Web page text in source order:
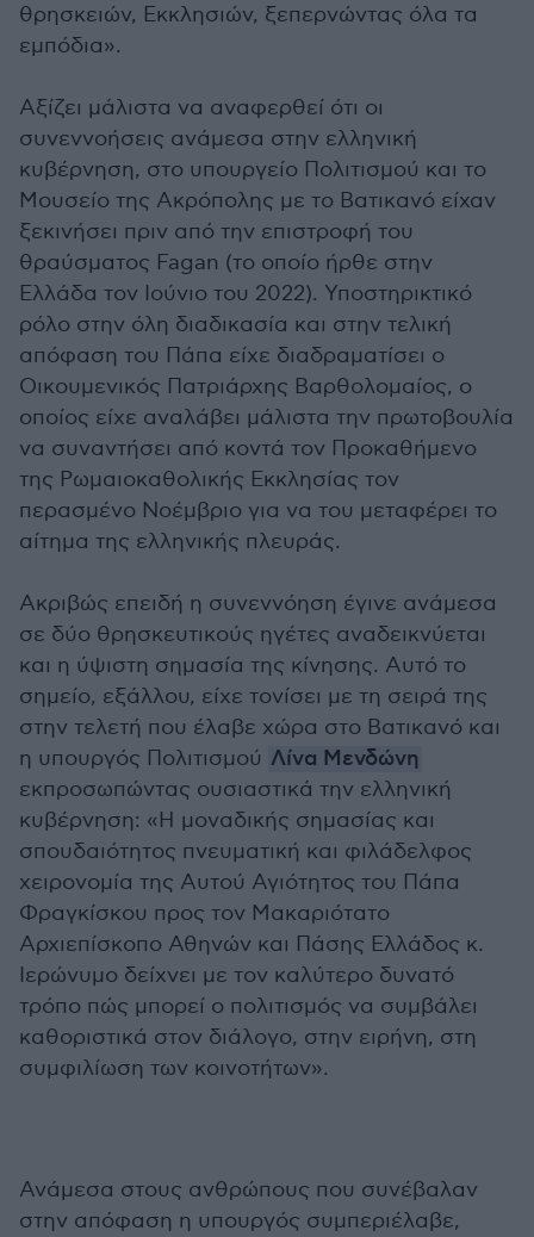
θρησκειών, Εκκλησιών, ξεπερνώντας όλα τα
εμπόδια».
Αξίζει μάλιστα να αναφερθεί ότι οι
συνεννοήσεις ανάμεσα στην ελληνική
κυβέρνηση, στο υπουργείο Πολιτισμού και το
Μουσείο της Ακρόπολης με το Βατικανό είχαν
ξεκινήσει πριν από την επιστροφή του
θραύσματος Fagan (το οποίο ήρθε στην
Ελλάδα τον Ιούνιο του 2022). Υποστηρικτικό
ρόλο στην όλη διαδικασία και στην τελική
απόφαση του Πάπα είχε διαδραματίσει ο
Οικουμενικός Πατριάρχης Βαρθολομαίος, ο
οποίος είχε αναλάβει μάλιστα την πρωτοβουλία
να συναντήσει από κοντά τον Προκαθήμενο
της Ρωμαιοκαθολικής Εκκλησίας τον
περασμένο Νοέμβριο για να του μεταφέρει το
αίτημα της ελληνικής πλευράς.
Ακριβώς επειδή η συνεννόηση έγινε ανάμεσα
σε δύο θρησκευτικούς ηγέτες αναδεικνύεται
και η ύψιστη σημασία της κίνησης. Αυτό το
σημείο, εξάλλου, είχε τονίσει με τη σειρά της
στην τελετή που έλαβε χώρα στο Βατικανό και
η υπουργός Πολιτισμού Λίνα Μενδώνη
εκπροσωπώντας ουσιαστικά την ελληνική
κυβέρνηση: «Η μοναδικής σημασίας και
σπουδαιότητος πνευματική και φιλάδελφος
χειρονομία της Αυτού Αγιότητος του Πάπα
Φραγκίσκου προς τον Μακαριότατο
Αρχιεπίσκοπο Αθηνών και Πάσης Ελλάδος κ.
Ιερώνυμο δείχνει με τον καλύτερο δυνατό
τρόπο πώς μπορεί ο πολιτισμός να συμβάλει
καθοριστικά στον διάλογο, στην ειρήνη, στη
συμφιλίωση των κοινοτήτων».
Ανάμεσα στους ανθρώπους που συνέβαλαν
στην απόφαση η υπουργός συμπεριέλαβε,